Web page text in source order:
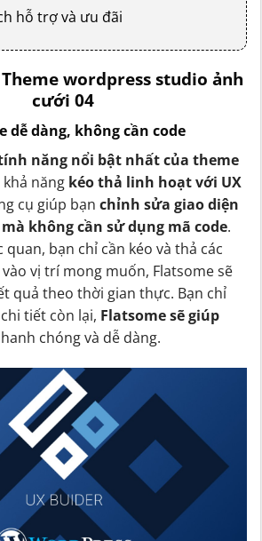
hỗ trợ và ưu đãi
wordpress studio ảnh
cưới 04
dễ dàng, không cần code
năng nổi bật nhất của theme
năng kéo thả linh hoạt với UX
cụ giúp bạn chỉnh sửa giao diện
không cần sử dụng mã code.
bạn chỉ cần kéo và thả các
vị trí mong muốn, Flatsome sẽ
quả theo thời gian thực. Bạn chỉ
tiết còn lại, Flatsome sẽ giúp
chóng và dễ dàng.